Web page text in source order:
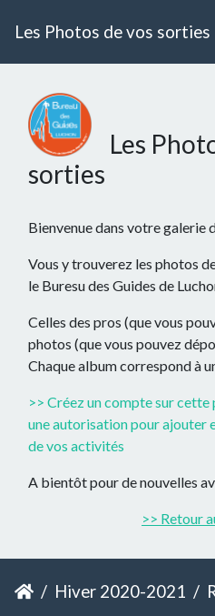
Les Photos de vos sorties
Les
sorties
Bienvenue dans votre galerie
Vous y trouverez les photos
le Buresu des Guides de
Celles des pros (que vous
photos (que vous pouvez
Chaque album correspond à
>> Créez un compte sur
une autorisation pour ajouter
de vos activités
A bientôt pour de nouvelles
>> Retour
Hiver 2020-2021